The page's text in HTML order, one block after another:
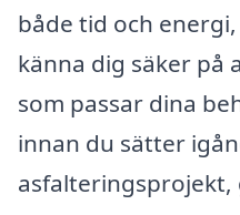
både tid och
känna dig säker på
som passar dina
innan du sätter